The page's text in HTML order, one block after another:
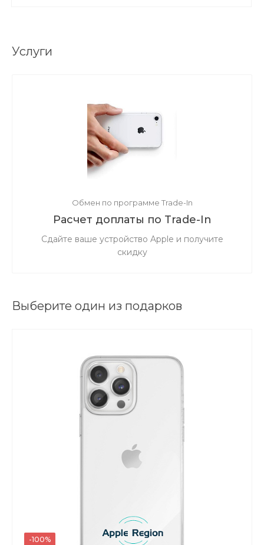
Услуги
Обмен по программе Trade-In
Расчет доплаты по Trade-In
Сдайте ваше устройство Apple и получите
скидку
Выберите один из подарков
-100%